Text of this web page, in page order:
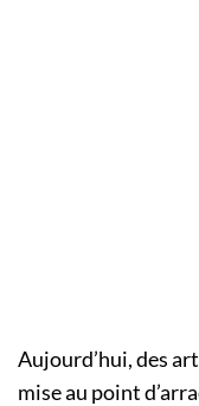
Aujourd’hui, des
mise au point